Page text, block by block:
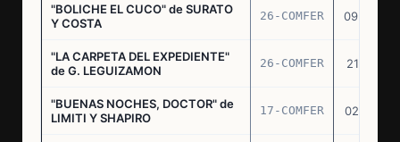
"BOLICHE EL CUCO" de SURATO
Y COSTA
26-COMFER 09.09.75
"LA CARPETA DEL EXPEDIENTE"
de G. LEGUIZAMON
26-COMFER 21.10.75
"BUENAS NOCHES, DOCTOR" de
LIMITI Y SHAPIRO
17-COMFER 02.01.76